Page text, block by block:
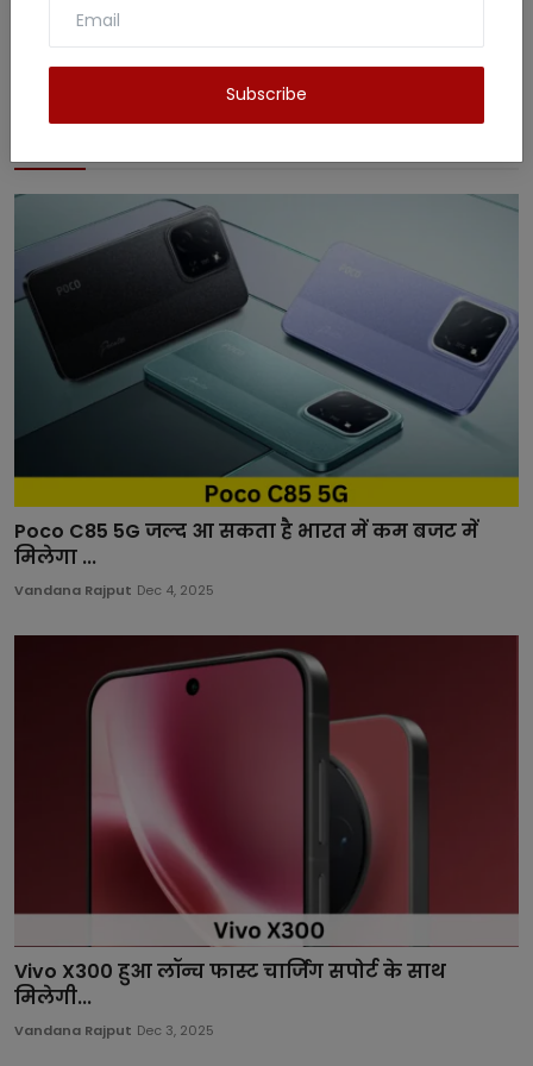
Subscribe
Poco C85 5G जल्द आ सकता है भारत में कम बजट में
मिलेगा ...
Vandana Rajput Dec 4, 2025
Vivo X300 हुआ लॉन्च फास्ट चार्जिंग सपोर्ट के साथ
मिलेगी...
Vandana Rajput Dec 3, 2025